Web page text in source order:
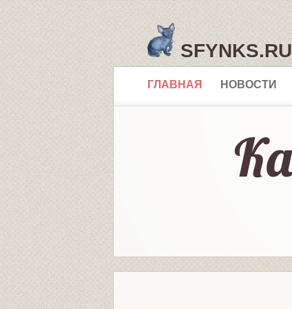
SFYNKS.RU
ГЛАВНАЯ НОВОСТИ